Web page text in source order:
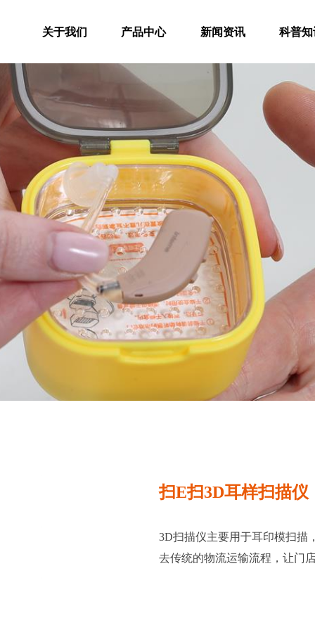
关于我们 产品中心 新闻资讯 科普知
扫E扫3D耳样扫描仪
3D扫描仪主要用于耳印模扫描
去传统的物流运输流程，让门